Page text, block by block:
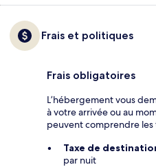
Frais et politiques
Frais obligatoires
L’hébergement vous
à votre arrivée ou au
peuvent comprendre les
Taxe de
par nuit